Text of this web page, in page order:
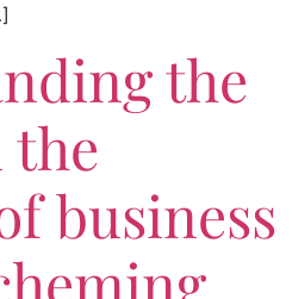
the
the
business